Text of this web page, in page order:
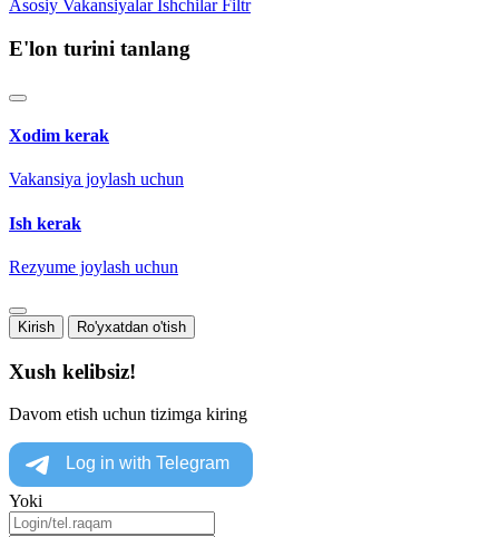
Asosiy Vakansiyalar Ishchilar Filtr
E'lon turini tanlang
Xodim kerak
Vakansiya joylash uchun
Ish kerak
Rezyume joylash uchun
Kirish Ro'yxatdan o'tish
Xush kelibsiz!
Davom etish uchun tizimga kiring
Yoki